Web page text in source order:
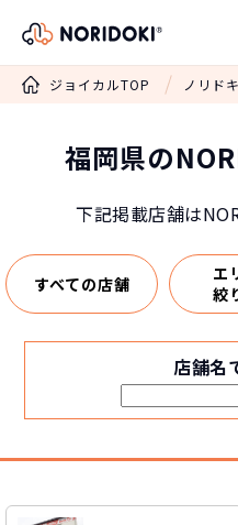
ジョイカルTOP ノリドキ
福岡県の
下記掲載店舗は
すべての店舗
エ
絞
店舗名